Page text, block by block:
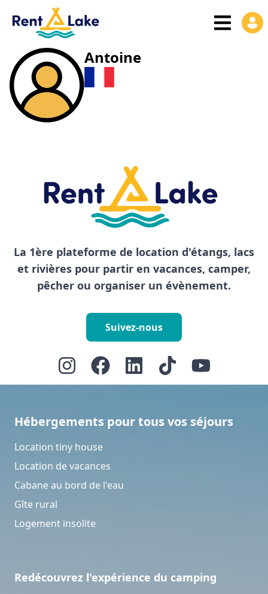
Antoine
La 1ère plateforme de location d'étangs, lacs
et rivières pour partir en vacances, camper,
pêcher ou organiser un évènement.
Suivez-nous
Hébergements pour tous vos séjours
Location tiny house
Location de vacances
Cabane au bord de l'eau
Gîte rural
Logement insolite
Redécouvrez l'expérience du camping